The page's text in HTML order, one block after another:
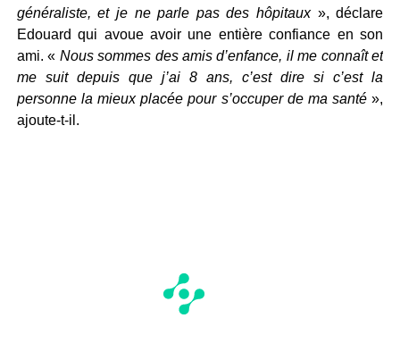
généraliste, et je ne parle pas des hôpitaux», déclare
Edouard qui avoue avoir une entière confiance en son
ami. « Nous sommes des amis d’enfance, il me connaît et
me suit depuis que j’ai 8 ans, c’est dire si c’est la
personne la mieux placée pour s’occuper de ma santé »,
ajoute-t-il.